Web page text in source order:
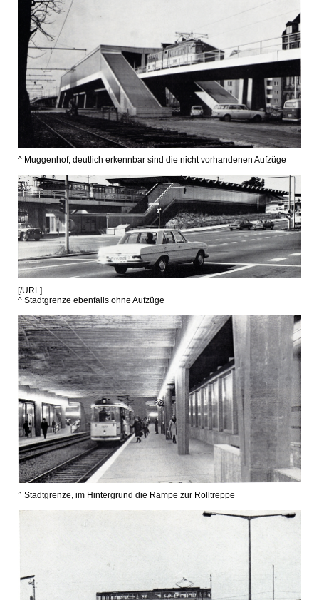
^ Muggenhof, deutlich erkennbar sind die nicht vorhandenen Aufzüge
[/URL]
^ Stadtgrenze ebenfalls ohne Aufzüge
^ Stadtgrenze, im Hintergrund die Rampe zur Rolltreppe